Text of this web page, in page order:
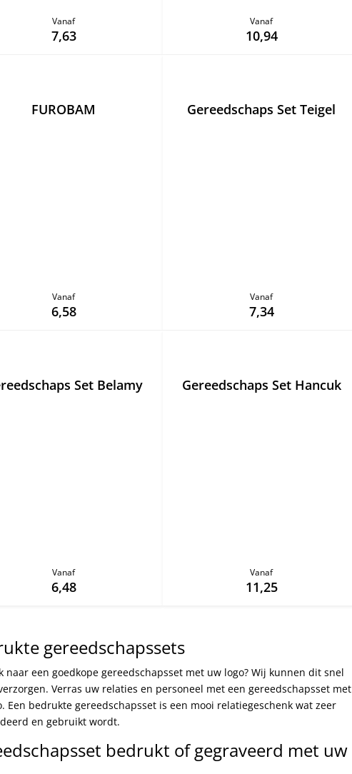
Vanaf
7,63
Vanaf
10,94
FUROBAM
Vanaf
6,58
Gereedschaps Set Teigel
Vanaf
7,34
Set Belamy
Vanaf
6,48
Gereedschaps Set Hancuk
Vanaf
11,25
gereedschapssets
naar een goedkope gereedschapsset met uw logo? Wij kunnen dit snel
Verras uw relaties en personeel met een gereedschapsset met
Een bedrukte gereedschapsset is een mooi relatiegeschenk wat zeer
en gebruikt wordt.
bedrukt of gegraveerd met uw